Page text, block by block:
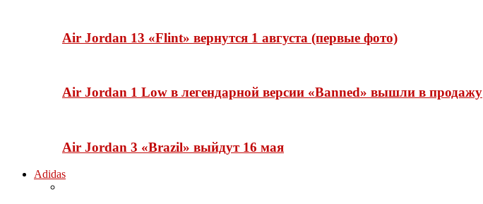
Air Jordan 13 «Flint» вернутся 1 августа (первые фото)
Air Jordan 1 Low в легендарной версии «Banned» вышли в продажу
Air Jordan 3 «Brazil» выйдут 16 мая
Adidas